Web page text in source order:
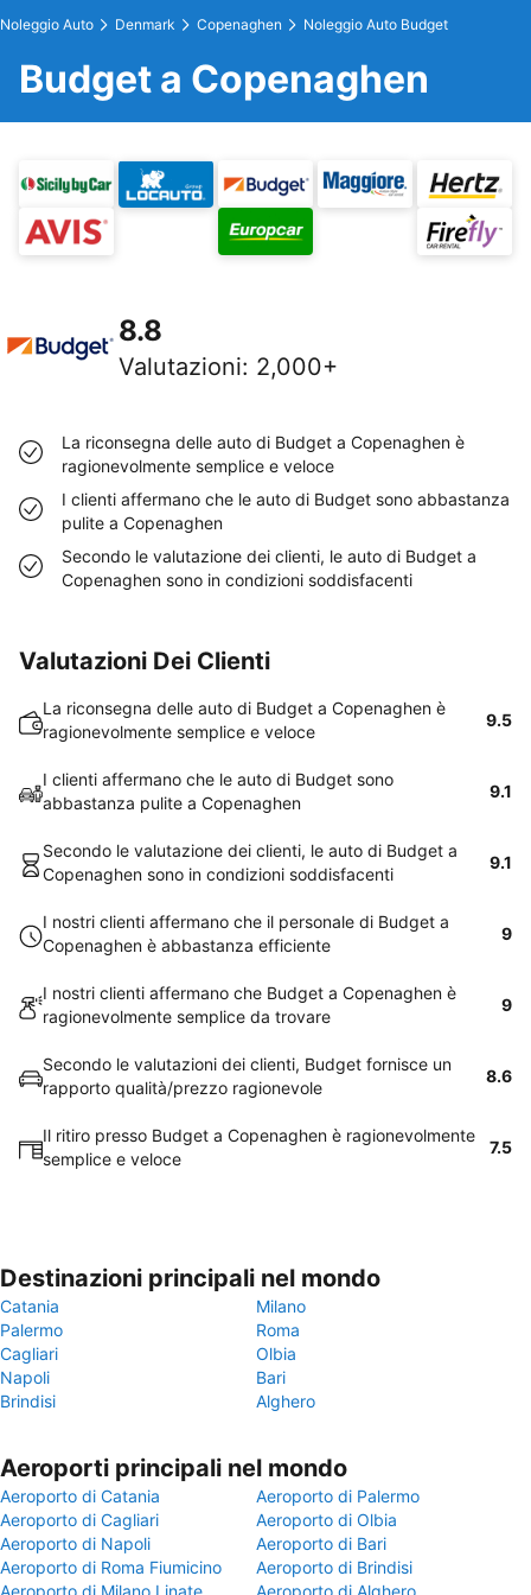
Noleggio Auto Denmark Copenaghen Noleggio Auto Budget
Budget a Copenaghen
8.8
Valutazioni: 2,000+
La riconsegna delle auto di Budget a Copenaghen è
ragionevolmente semplice e veloce
I clienti affermano che le auto di Budget sono abbastanza
pulite a Copenaghen
Secondo le valutazione dei clienti, le auto di Budget a
Copenaghen sono in condizioni soddisfacenti
Valutazioni Dei Clienti
La riconsegna delle auto di Budget a Copenaghen è
ragionevolmente semplice e veloce
9.5
I clienti affermano che le auto di Budget sono
abbastanza pulite a Copenaghen
9.1
Secondo le valutazione dei clienti, le auto di Budget a
Copenaghen sono in condizioni soddisfacenti
9.1
I nostri clienti affermano che il personale di Budget a
Copenaghen è abbastanza efficiente
9
I nostri clienti affermano che Budget a Copenaghen è
ragionevolmente semplice da trovare
9
Secondo le valutazioni dei clienti, Budget fornisce un
rapporto qualità/prezzo ragionevole
8.6
Il ritiro presso Budget a Copenaghen è ragionevolmente
semplice e veloce
7.5
Destinazioni principali nel mondo
Catania
Milano
Palermo
Roma
Cagliari
Olbia
Napoli
Bari
Brindisi
Alghero
Aeroporti principali nel mondo
Aeroporto di Catania
Aeroporto di Palermo
Aeroporto di Cagliari
Aeroporto di Olbia
Aeroporto di Napoli
Aeroporto di Bari
Aeroporto di Roma Fiumicino
Aeroporto di Brindisi
Aeroporto di Milano Linate
Aeroporto di Alghero